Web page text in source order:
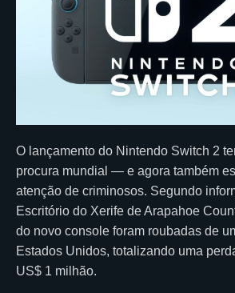
O lançamento do Nintendo Switch 2
procura mundial — e agora também
atenção de criminosos. Segundo
Escritório do Xerife de Arapahoe
do novo console foram roubadas de
Estados Unidos, totalizando uma
US$ 1 milhão.